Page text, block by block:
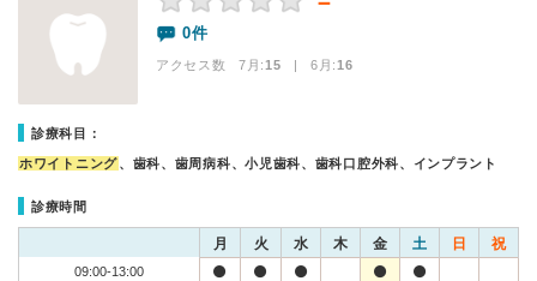
0件
アクセス数 7月:15 | 6月:16
診療科目：
ホワイトニング、歯科、歯周病科、小児歯科、歯科口腔外科、インプラント
診療時間
月 火 水 木 金 土 日 祝
09:00-13:00